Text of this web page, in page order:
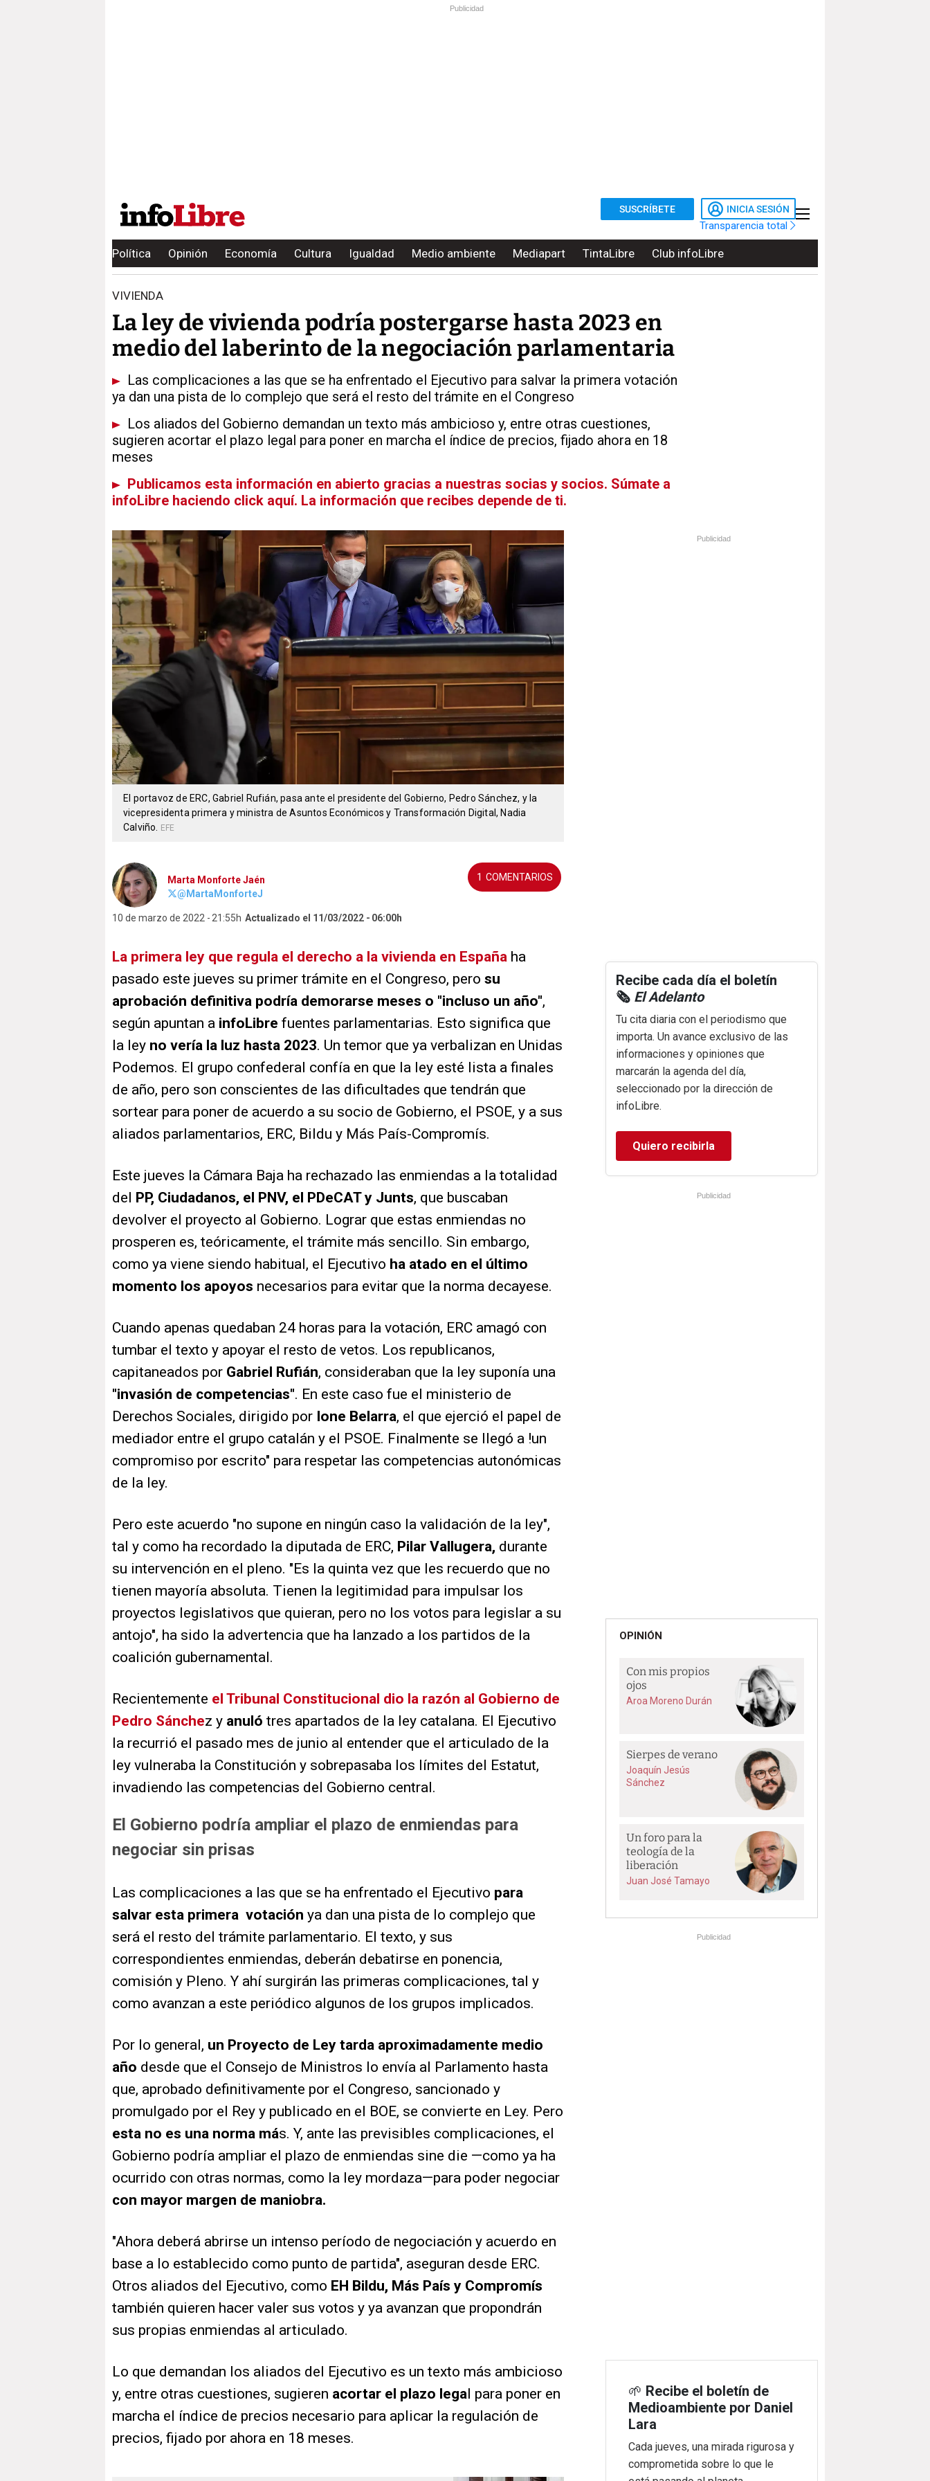
Publicidad
SUSCRÍBETE INICIA SESIÓN
Transparencia total
Política Opinión Economía Cultura Igualdad Medio ambiente Mediapart TintaLibre Club infoLibre
VIVIENDA
La ley de vivienda podría postergarse hasta 2023 en
medio del laberinto de la negociación parlamentaria
Las complicaciones a las que se ha enfrentado el Ejecutivo para salvar la primera votación
ya dan una pista de lo complejo que será el resto del trámite en el Congreso
Los aliados del Gobierno demandan un texto más ambicioso y, entre otras cuestiones,
sugieren acortar el plazo legal para poner en marcha el índice de precios, fijado ahora en 18
meses
Publicamos esta información en abierto gracias a nuestras socias y socios. Súmate a
infoLibre haciendo click aquí. La información que recibes depende de ti.
El portavoz de ERC, Gabriel Rufián, pasa ante el presidente del Gobierno, Pedro Sánchez, y la
vicepresidenta primera y ministra de Asuntos Económicos y Transformación Digital, Nadia
Calviño. EFE
Marta Monforte Jaén
@MartaMonforteJ
10 de marzo de 2022 21:55h Actualizado el 11/03/2022 06:00h
1
La primera ley que regula el derecho a la vivienda en España ha
pasado este jueves su primer trámite en el Congreso, pero su
aprobación definitiva podría demorarse meses o "incluso un año",
según apuntan a infoLibre fuentes parlamentarias. Esto significa que
la ley no vería la luz hasta 2023. Un temor que ya verbalizan en Unidas
Podemos. El grupo confederal confía en que la ley esté lista a finales
de año, pero son conscientes de las dificultades que tendrán que
sortear para poner de acuerdo a su socio de Gobierno, el PSOE, y a sus
aliados parlamentarios, ERC, Bildu y Más País-Compromís.
Este jueves la Cámara Baja ha rechazado las enmiendas a la totalidad
del
PP, Ciudadanos, el PNV, el PDeCAT y Junts, que buscaban
devolver el proyecto al Gobierno. Lograr que estas enmiendas no
prosperen es, teóricamente, el trámite más sencillo. Sin embargo,
como ya viene siendo habitual, el Ejecutivo ha atado en el último
momento los apoyos necesarios para evitar que la norma decayese.
Cuando apenas quedaban 24 horas para la votación, ERC amagó con
tumbar el texto y apoyar el resto de vetos. Los republicanos,
capitaneados por Gabriel Rufián, consideraban que la ley suponía una
"invasión de competencias". En este caso fue el ministerio de
Derechos Sociales, dirigido por Ione Belarra, el que ejerció el papel de
mediador entre el grupo catalán y el PSOE. Finalmente se llegó a !un
compromiso por escrito" para respetar las competencias autonómicas
de la ley.
Pero este acuerdo "no supone en ningún caso la validación de la ley",
tal y como ha recordado la diputada de ERC, Pilar Vallugera, durante
su intervención en el pleno. "Es la quinta vez que les recuerdo que no
tienen mayoría absoluta. Tienen la legitimidad para impulsar los
proyectos legislativos que quieran, pero no los votos para legislar a su
antojo", ha sido la advertencia que ha lanzado a los partidos de la
coalición gubernamental.
Recientemente el Tribunal Constitucional dio la razón al Gobierno de
Pedro Sánchez y anuló tres apartados de la ley catalana. El Ejecutivo
la recurrió el pasado mes de junio al entender que el articulado de la
ley vulneraba la Constitución y sobrepasaba los límites del Estatut,
invadiendo las competencias del Gobierno central.
El Gobierno podría ampliar el plazo de enmiendas para
negociar sin prisas
Las complicaciones a las que se ha enfrentado el Ejecutivo para
salvar esta primera votación ya dan una pista de lo complejo que
será el resto del trámite parlamentario. El texto, y sus
correspondientes enmiendas, deberán debatirse en ponencia,
comisión y Pleno. Y ahí surgirán las primeras complicaciones, tal y
como avanzan a este periódico algunos de los grupos implicados.
Por lo general, un Proyecto de Ley tarda aproximadamente medio
año desde que el Consejo de Ministros lo envía al Parlamento hasta
que, aprobado definitivamente por el Congreso, sancionado y
promulgado por el Rey y publicado en el BOE, se convierte en Ley. Pero
esta no es una norma más. Y, ante las previsibles complicaciones, el
Gobierno podría ampliar el plazo de enmiendas sine die —como ya ha
ocurrido con otras normas, como la ley mordaza—para poder negociar
con mayor margen de maniobra.
"Ahora deberá abrirse un intenso período de negociación y acuerdo en
base a lo establecido como punto de partida", aseguran desde ERC.
Otros aliados del Ejecutivo, como EH Bildu, Más País y Compromís
también quieren hacer valer sus votos y ya avanzan que propondrán
sus propias enmiendas al articulado.
Lo que demandan los aliados del Ejecutivo es un texto más ambicioso
y, entre otras cuestiones, sugieren acortar el plazo lega l para poner en
marcha el índice de precios necesario para aplicar la regulación de
precios, fijado por ahora en 18 meses.
Publicidad
Recibe cada día el boletín
🗞️ El Adelanto
Tu cita diaria con el periodismo que
importa. Un avance exclusivo de las
informaciones y opiniones que
marcarán la agenda del día,
seleccionado por la dirección de
infoLibre.
Quiero recibirla
Publicidad
OPINIÓN
Con mis propios
ojos
Aroa Moreno Durán
Sierpes de verano
Joaquín Jesús
Sánchez
Un foro para la
teología de la
liberación
Juan José Tamayo
Publicidad
🌱 Recibe el boletín de
Medioambiente por Daniel
Lara
Cada jueves, una mirada rigurosa y
comprometida sobre lo que le